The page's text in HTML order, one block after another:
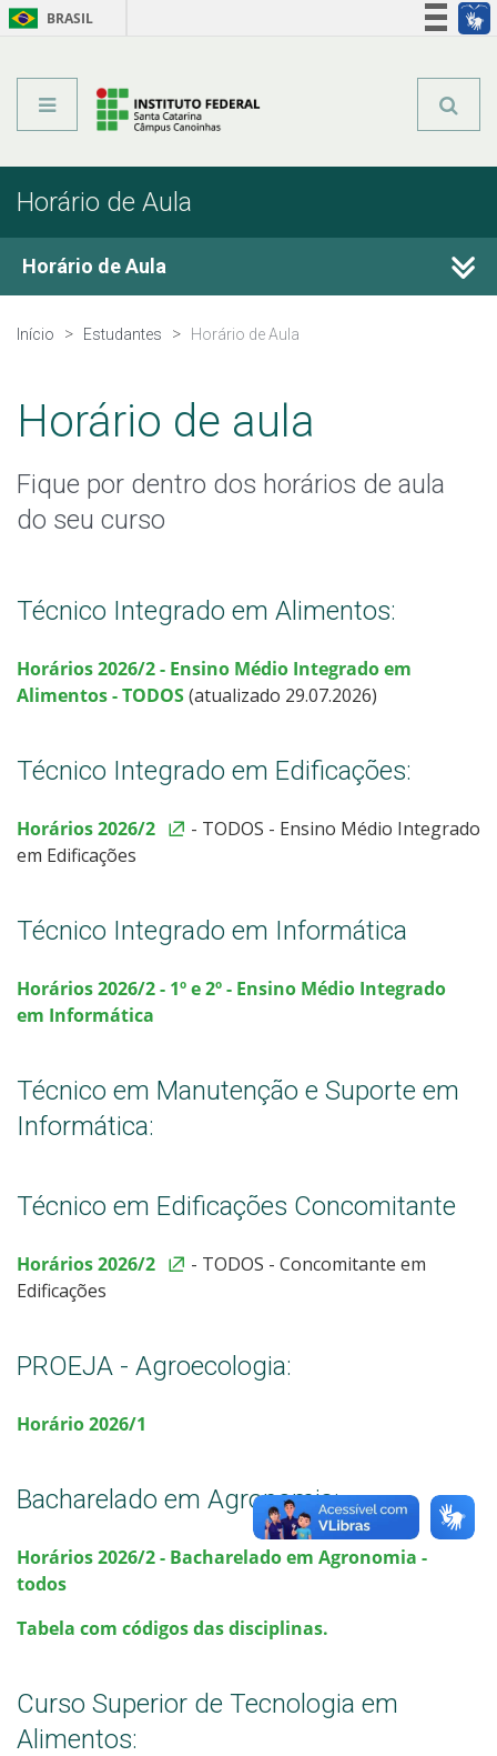
BRASIL
Horário de Aula
Horário de Aula
Estágio
Registro Acadêmico
Secretaria Acadêmica
Horário de Atendimento Extraclasse
Agenda Docente
Assistência Estudantil
Intercâmbio Estudantil
Monitoria
Representação Estudantil
Início Estudantes Horário de Aula
Horário de aula
Fique por dentro dos horários de aula
do seu curso
Técnico Integrado em Alimentos:
Horários 2026/2 - Ensino Médio Integradoem
Alimentos -TODOS(atualizado 29.07.2026)
Técnico Integrado em Edificações:
Horários 2026/2
- TODOS - Ensino Médio Integrado
em Edificações
Técnico Integrado em Informática
Horários 2026/2 - 1º e 2º - Ensino Médio Integrado
em Informática
Técnico em Manutenção e Suporte em
Informática:
Técnico em Edificações Concomitante
Horários 2026/2
- TODOS - Concomitante em
Edificações
PROEJA - Agroecologia:
Horário 2026/1
Bacharelado em Agronomia:
Horários 2026/2 - Bacharelado em Agronomia -
todos
Tabela com códigos das disciplinas.
Curso Superior de Tecnologia em
Alimentos: